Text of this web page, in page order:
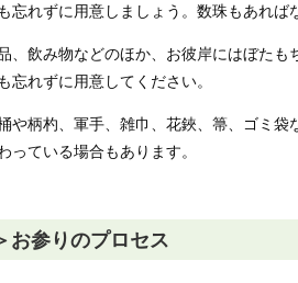
れずに用意しましょう。数珠もあれば
、飲み物などのほか、お彼岸にはぼたも
れずに用意してください。
や柄杓、軍手、雑巾、花鋏、箒、ゴミ袋
ている場合もあります。
お参りのプロセス